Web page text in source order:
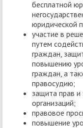
бесплатной
юридической
участие в
путем
граждан,
повышению
граждан, а
правосудию;
защита прав и
организаций;
правовое
повышение